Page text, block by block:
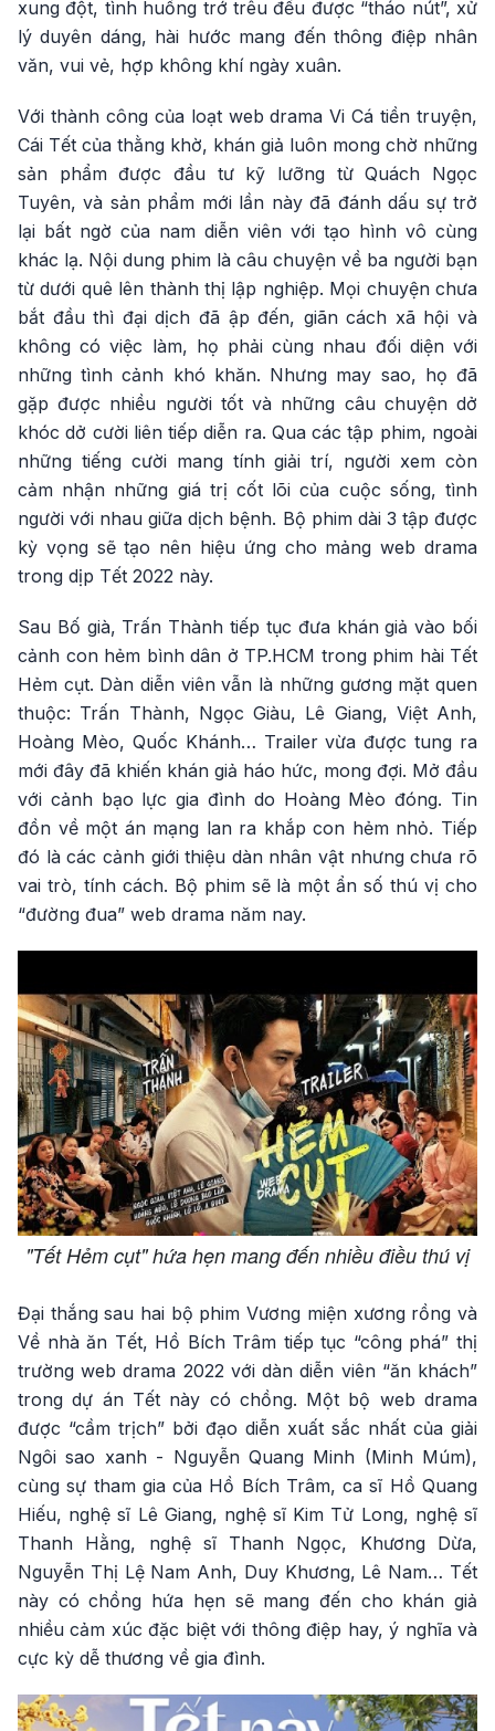
xung đột, tình huống trớ trêu đều được “tháo nút”, xử
lý duyên dáng, hài hước mang đến thông điệp nhân
văn, vui vẻ, hợp không khí ngày xuân.
Với thành công của loạt web drama Vi Cá tiền truyện,
Cái Tết của thằng khờ, khán giả luôn mong chờ những
sản phẩm được đầu tư kỹ lưỡng từ Quách Ngọc
Tuyên, và sản phẩm mới lần này đã đánh dấu sự trở
lại bất ngờ của nam diễn viên với tạo hình vô cùng
khác lạ. Nội dung phim là câu chuyện về ba người bạn
từ dưới quê lên thành thị lập nghiệp. Mọi chuyện chưa
bắt đầu thì đại dịch đã ập đến, giãn cách xã hội và
không có việc làm, họ phải cùng nhau đối diện với
những tình cảnh khó khăn. Nhưng may sao, họ đã
gặp được nhiều người tốt và những câu chuyện dở
khóc dở cười liên tiếp diễn ra. Qua các tập phim, ngoài
những tiếng cười mang tính giải trí, người xem còn
cảm nhận những giá trị cốt lõi của cuộc sống, tình
người với nhau giữa dịch bệnh. Bộ phim dài 3 tập được
kỳ vọng sẽ tạo nên hiệu ứng cho mảng web drama
trong dịp Tết 2022 này.
Sau Bố già, Trấn Thành tiếp tục đưa khán giả vào bối
cảnh con hẻm bình dân ở TP.HCM trong phim hài Tết
Hẻm cụt. Dàn diễn viên vẫn là những gương mặt quen
thuộc: Trấn Thành, Ngọc Giàu, Lê Giang, Việt Anh,
Hoàng Mèo, Quốc Khánh… Trailer vừa được tung ra
mới đây đã khiến khán giả háo hức, mong đợi. Mở đầu
với cảnh bạo lực gia đình do Hoàng Mèo đóng. Tin
đồn về một án mạng lan ra khắp con hẻm nhỏ. Tiếp
đó là các cảnh giới thiệu dàn nhân vật nhưng chưa rõ
vai trò, tính cách. Bộ phim sẽ là một ẩn số thú vị cho
“đường đua” web drama năm nay.
"Tết Hẻm cụt" hứa hẹn mang đến nhiều điều thú vị
Đại thắng sau hai bộ phim Vương miện xương rồng và
Về nhà ăn Tết, Hồ Bích Trâm tiếp tục “công phá” thị
trường web drama 2022 với dàn diễn viên “ăn khách”
trong dự án Tết này có chồng. Một bộ web drama
được “cầm trịch” bởi đạo diễn xuất sắc nhất của giải
Ngôi sao xanh - Nguyễn Quang Minh (Minh Múm),
cùng sự tham gia của Hồ Bích Trâm, ca sĩ Hồ Quang
Hiếu, nghệ sĩ Lê Giang, nghệ sĩ Kim Tử Long, nghệ sĩ
Thanh Hằng, nghệ sĩ Thanh Ngọc, Khương Dừa,
Nguyễn Thị Lệ Nam Anh, Duy Khương, Lê Nam… Tết
này có chồng hứa hẹn sẽ mang đến cho khán giả
nhiều cảm xúc đặc biệt với thông điệp hay, ý nghĩa và
cực kỳ dễ thương về gia đình.